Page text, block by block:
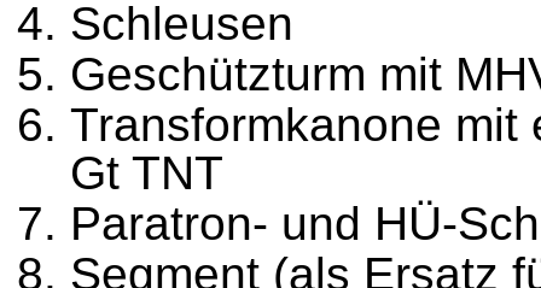
Schleusen
Geschützturm mit
Transformkanone mit
Gt TNT
Paratron- und HÜ-
Segment (als Ersatz